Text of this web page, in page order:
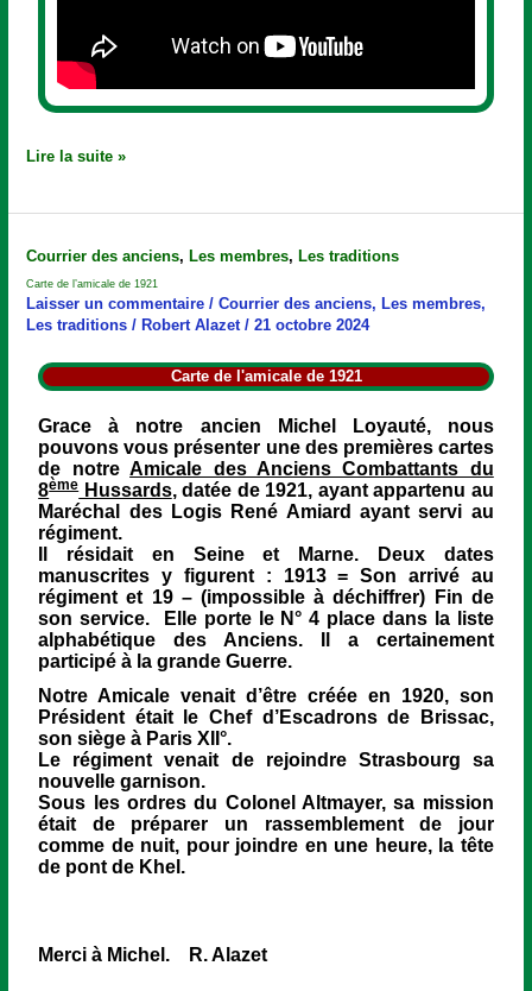
Lire la suite »
Courrier des anciens,Les membres,Les traditions
Carte de l’amicale de 1921
Laisser un commentaire /Courrier des anciens,Les membres,
Les traditions /Robert Alazet/21 octobre 2024
Carte de l'amicale de 1921
Grace à notre ancien Michel Loyauté, nous
pouvons vous présenter une des premières cartes
de notreAmicale des Anciens Combattants du
8èmeHussards, datée de 1921, ayant appartenu au
Maréchal des Logis René Amiard ayant servi au
régiment.
Il résidait en Seine et Marne. Deux dates
manuscrites y figurent : 1913 = Son arrivé au
régiment et 19 – (impossible à déchiffrer) Fin de
son service. Elle porte le N° 4 place dans la liste
alphabétique des Anciens. Il a certainement
participé à la grande Guerre.
Notre Amicale venait d’être créée en 1920, son
Président était le Chef d’Escadrons de Brissac,
son siège à Paris XII°.
Le régiment venait de rejoindre Strasbourg sa
nouvelle garnison.
Sous les ordres du Colonel Altmayer, sa mission
était de préparer un rassemblement de jour
comme de nuit, pour joindre en une heure, la tête
de pont de Khel.
Merci à Michel. R. Alazet
Carte
l’amicale
de
1921